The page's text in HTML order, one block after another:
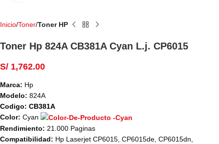
Inicio Toner Toner HP
Toner Hp 824A CB381A Cyan L.j. CP6015
S/ 1,762.00
Marca: Hp
Modelo: 824A
Codigo: CB381A
Color: Cyan
Rendimiento: 21.000 Paginas
Compatibilidad: Hp Laserjet CP6015, CP6015de, CP6015dn,